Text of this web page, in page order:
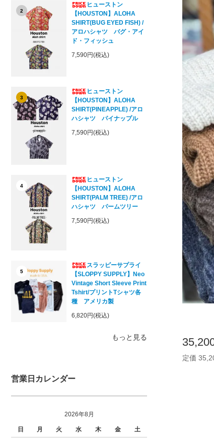
2
ヒューストン
【HOUSTON】ALOHA
SHIRT(BUG EYED FISH) /
アロハシャツ バグ・アイ
ド・フィッシュ
7,590円(税込)
3
ヒューストン
【HOUSTON】ALOHA
SHIRT(PINEAPPLE) /アロ
ハシャツ パイナップル
7,590円(税込)
4
ヒューストン
【HOUSTON】ALOHA
SHIRT(PALM TREE) /アロ
ハシャツ パームツリー
7,590円(税込)
5
スラッピーサプライ
【SLOPPY SUPPLY】Neo
Vintage Short Sleeve Print
Tshirt/プリントTシャツ各
種 アメリカ製
6,820円(税込)
もっと見る
営業日カレンダー
2026年8月
日 月 火 水 木 金 土
定価